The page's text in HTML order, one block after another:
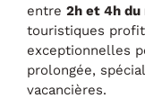
entre 2h et 4h du
touristiques
exceptionnelles
prolongée,
vacancières.